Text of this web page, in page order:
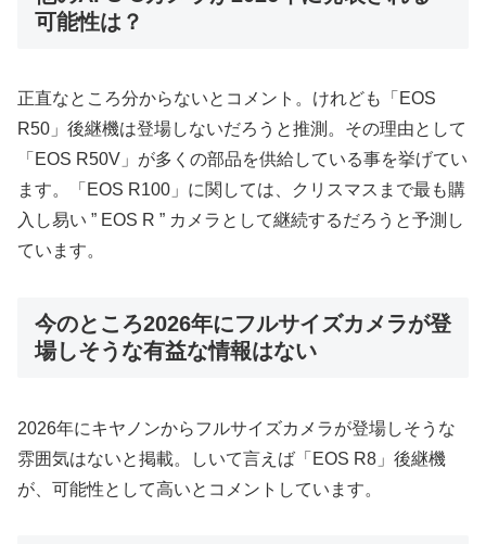
可能性は？
正直なところ分からないとコメント。けれども「EOS
R50」後継機は登場しないだろうと推測。その理由として
「EOS R50V」が多くの部品を供給している事を挙げてい
ます。「EOS R100」に関しては、クリスマスまで最も購
入し易い ” EOS R ” カメラとして継続するだろうと予測し
ています。
今のところ2026年にフルサイズカメラが登
場しそうな有益な情報はない
2026年にキヤノンからフルサイズカメラが登場しそうな
雰囲気はないと掲載。しいて言えば「EOS R8」後継機
が、可能性として高いとコメントしています。